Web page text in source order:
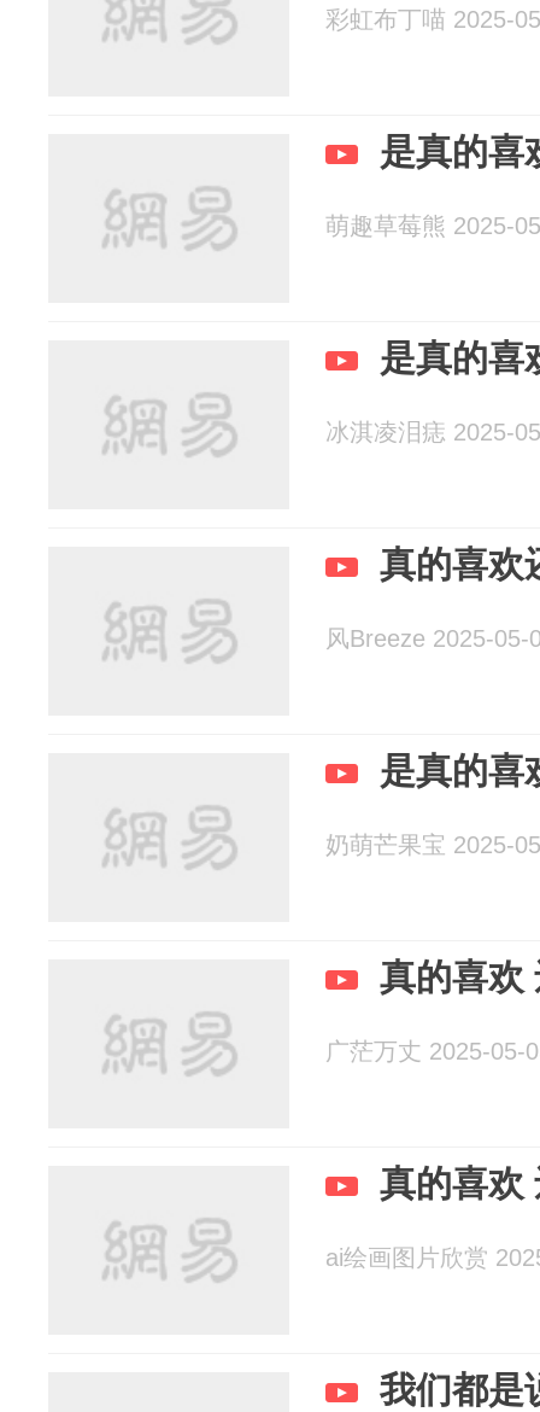
彩虹布丁喵 2025-
是真的喜
萌趣草莓熊 2025-
是真的喜
冰淇凌泪痣 2025-
真的喜欢
风Breeze 2025-05-
是真的喜
奶萌芒果宝 2025-
真的喜欢
广茫万丈 2025-05-
真的喜欢
ai绘画图片欣赏
我们都是